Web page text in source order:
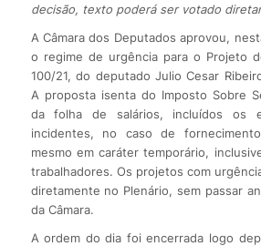
decisão, texto poderá ser votado
A Câmara dos Deputados aprovou,
o regime de urgência para o Projeto
100/21, do deputado Julio Cesar
A proposta isenta do Imposto Sobre
da folha de salários, incluídos os
incidentes, no caso de
mesmo em caráter temporário,
trabalhadores. Os projetos com
diretamente no Plenário, sem passar
da Câmara.
A ordem do dia foi encerrada logo